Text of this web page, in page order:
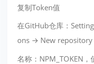
复制Token值
在GitHub仓库：
ons → New repository
名称：NPM_TOKEN